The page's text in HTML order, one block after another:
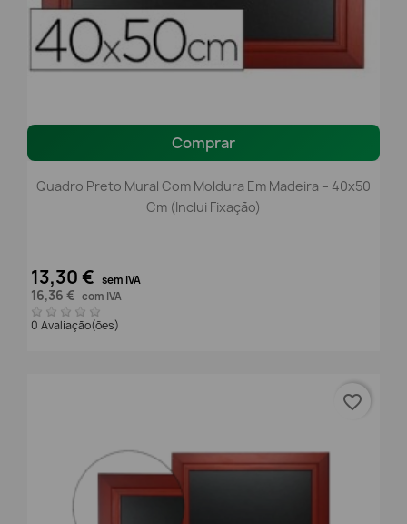
Comprar
Quadro Preto Mural Com Moldura Em Madeira – 40x50
Cm (Inclui Fixação)
13,30 € sem IVA
16,36 € com IVA
0 Avaliação(ões)
favorite_border